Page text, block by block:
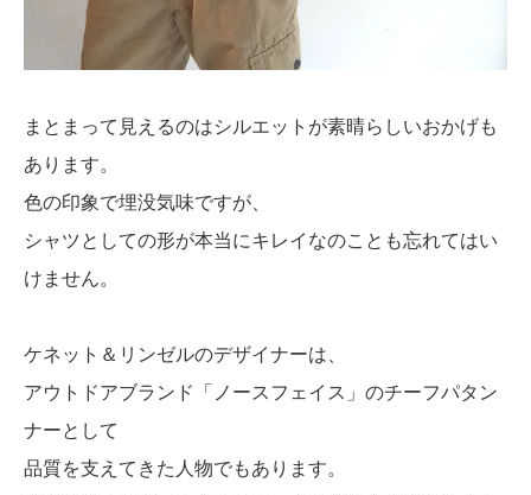
まとまって見えるのはシルエットが素晴らしいおかげも
あります。
色の印象で埋没気味ですが、
シャツとしての形が本当にキレイなのことも忘れてはい
けません。
ケネット＆リンゼルのデザイナーは、
アウトドアブランド「ノースフェイス」のチーフパタン
ナーとして
品質を支えてきた人物でもあります。